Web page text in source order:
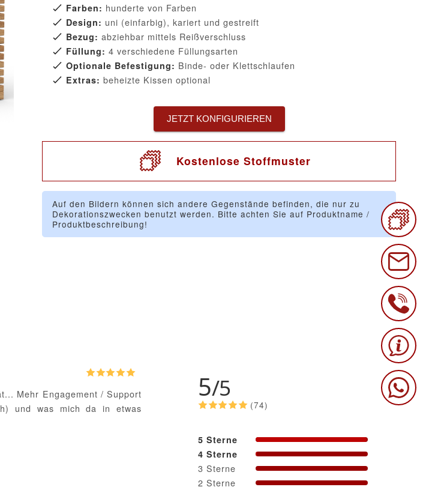
Farben: hunderte von Farben
Design: uni (einfarbig), kariert und gestreift
Bezug: abziehbar mittels Reißverschluss
Füllung: 4 verschiedene Füllungsarten
Optionale Befestigung: Binde- oder Klettschlaufen
Extras: beheizte Kissen optional
JETZT KONFIGURIEREN
Kostenlose Stoffmuster
Auf den Bildern können sich andere Gegenstände befinden, die nur zu
Dekorationszwecken benutzt werden. Bitte achten Sie auf Produktname /
Produktbeschreibung!
5/5
(74)
5 Sterne
4 Sterne
3 Sterne
2 Sterne
Mehr Engagement / Support
und was mich da in etwas